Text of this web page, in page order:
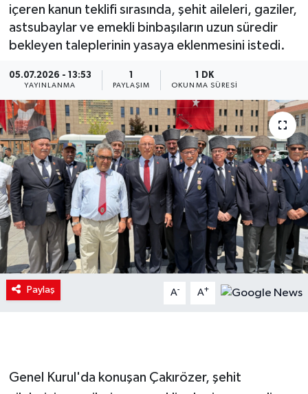
içeren kanun teklifi sırasında, şehit aileleri, gaziler,
astsubaylar ve emekli binbaşıların uzun süredir
bekleyen taleplerinin yasaya eklenmesini istedi.
05.07.2026 - 13:53
YAYINLANMA PAYLAŞIM
1 DK
OKUNMA SÜRESI
Paylaş A- A+
Genel Kurul'da konuşan Çakırözer, şehit